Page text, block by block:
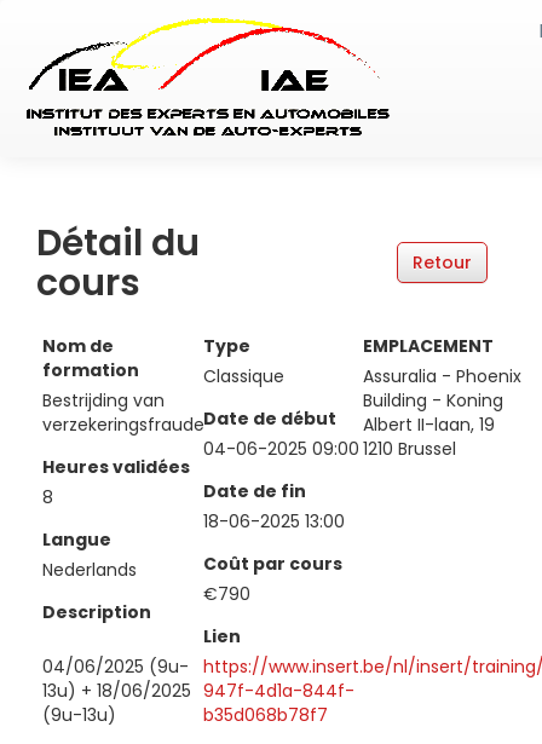
Détail du
cours
Nom de
formation
Bestrijding van
verzekeringsfraude
Heures validées
8
Langue
Nederlands
Description
04/06/2025 (9u-
13u) + 18/06/2025
(9u-13u)
Type
Classique
Date de début
04-06-2025 09:00
Date de fin
18-06-2025 13:00
Coût par cours
€790
Lien
https://www.insert.be/nl/insert/
947f-4d1a-844f-
b35d068b78f7
EMPLACEMENT
Assuralia - Phoenix
Building - Koning
Albert II-laan, 19
1210 Brussel